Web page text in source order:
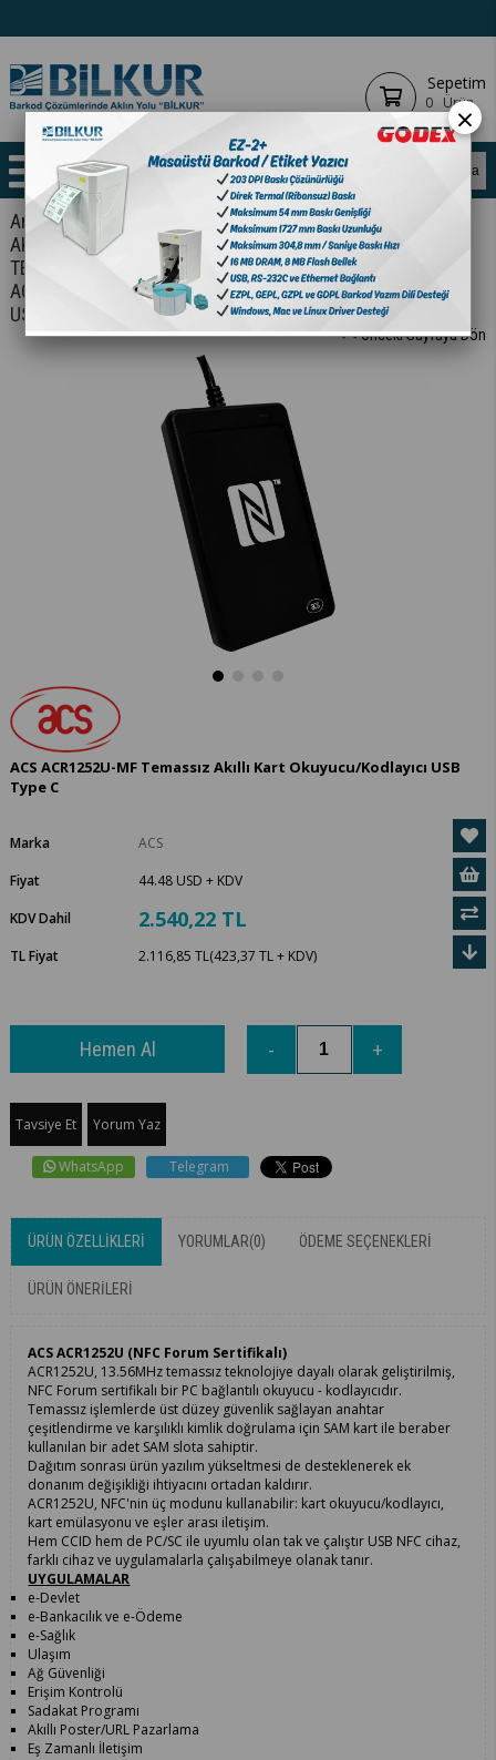
Sepetim
0 Ürün
Anasayfa
KART OKUYUCULAR
AKILLI (SMART) KART OKUYUCULAR - KODLAYICILAR
TEMASSIZ
ANA ÜRÜN
ACS ACR1252U-MF Temassız Akıllı Kart Okuyucu/Kodlayıcı
USB Type C
< < Önceki Sayfaya Dön
ACS ACR1252U-MF Temassız Akıllı Kart Okuyucu/Kodlayıcı USB
Type C
Marka
ACS
Fiyat
44.48 USD + KDV
KDV Dahil
2.540,22 TL
TL Fiyat 2.116,85 TL(423,37 TL + KDV)
Tavsiye Et Yorum Yaz
WhatsApp Telegram
ÜRÜN ÖZELLIKLERI YORUMLAR(0) ÖDEME SEÇENEKLERI
ÜRÜN ÖNERILERI
ACS ACR1252U (NFC Forum Sertifikalı)
ACR1252U, 13.56MHz temassız teknolojiye dayalı olarak geliştirilmiş,
NFC Forum sertifikalı bir PC bağlantılı okuyucu - kodlayıcıdır.
Temassız işlemlerde üst düzey güvenlik sağlayan anahtar
çeşitlendirme ve karşılıklı kimlik doğrulama için SAM kart ile beraber
kullanılan bir adet SAM slota sahiptir.
Dağıtım sonrası ürün yazılım yükseltmesi de desteklenerek ek
donanım değişikliği ihtiyacını ortadan kaldırır.
ACR1252U, NFC'nin üç modunu kullanabilir: kart okuyucu/kodlayıcı,
kart emülasyonu ve eşler arası iletişim.
Hem CCID hem de PC/SC ile uyumlu olan tak ve çalıştır USB NFC cihaz,
farklı cihaz ve uygulamalarla çalışabilmeye olanak tanır.
UYGULAMALAR
e-Devlet
e-Bankacılık ve e-Ödeme
e-Sağlık
Ulaşım
Ağ Güvenliği
Erişim Kontrolü
Sadakat Programı
Akıllı Poster/URL Pazarlama
Eş Zamanlı İletişim
×